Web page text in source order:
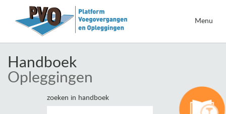
Menu
Handboek
Opleggingen
zoeken in handboek